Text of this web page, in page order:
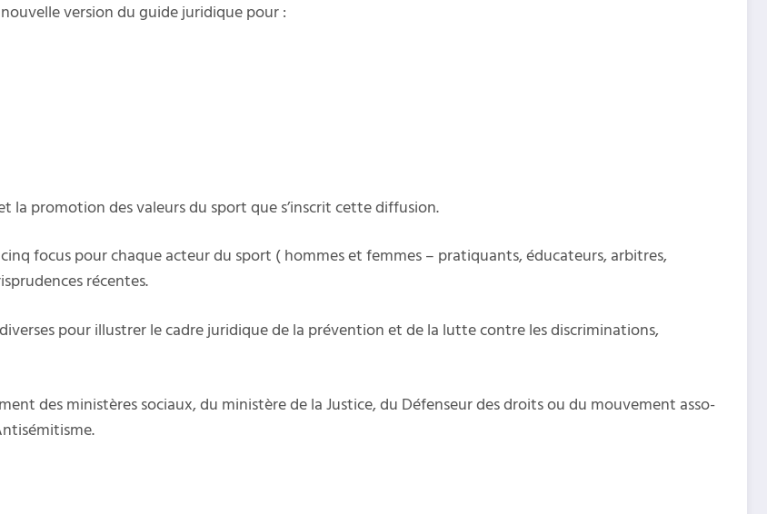
version du guide juridique pour :
la promotion des valeurs du sport que s’inscrit cette diffusion.
focus pour chaque acteur du sport ( hommes et femmes – pratiquants, éducateurs, arbitres,
récentes.
pour illustrer le cadre juridique de la prévention et de la lutte contre les discriminations,
des minis­tè­res sociaux, du minis­tère de la Justice, du Défenseur des droits ou du mou­ve­ment asso­